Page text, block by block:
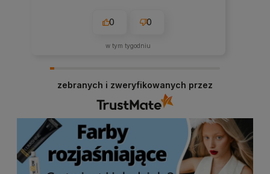
0 0
w tym tygodniu
zebranych i zweryfikowanych przez